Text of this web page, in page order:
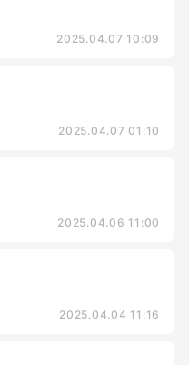
2025.04.07 10:09
2025.04.07 01:10
2025.04.06 11:00
2025.04.04 11:16